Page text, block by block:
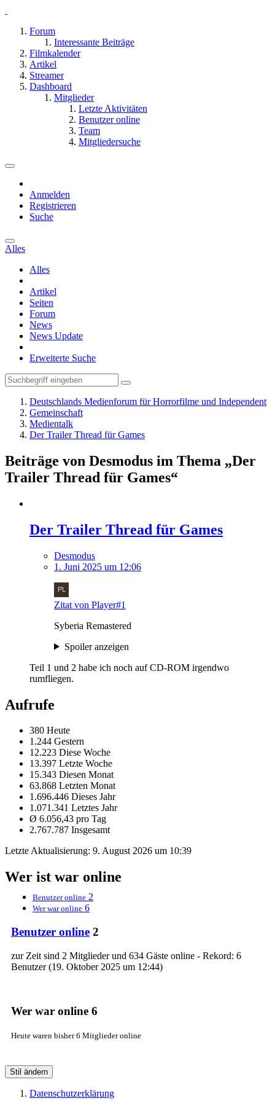
Forum
Interessante Beiträge
Filmkalender
Artikel
Streamer
Dashboard
Mitglieder
Letzte Aktivitäten
Benutzer online
Team
Mitgliedersuche
Anmelden
Registrieren
Suche
Alles
Alles
Artikel
Seiten
Forum
News
News Update
Erweiterte Suche
Deutschlands Medienforum für Horrorfilme und Independent
Gemeinschaft
Medientalk
Der Trailer Thread für Games
Beiträge von Desmodus im Thema „Der
Trailer Thread für Games“
Der Trailer Thread für Games
Desmodus
1. Juni 2025 um 12:06
Zitat von Player#1
Syberia Remastered
Spoiler anzeigen
Teil 1 und 2 habe ich noch auf CD-ROM irgendwo
rumfliegen.
Aufrufe
380 Heute
1.244 Gestern
12.223 Diese Woche
13.397 Letzte Woche
15.343 Diesen Monat
63.868 Letzten Monat
1.696.446 Dieses Jahr
1.071.341 Letztes Jahr
Ø 6.056,43 pro Tag
2.767.787 Insgesamt
Letzte Aktualisierung: 9. August 2026 um 10:39
Wer ist war online
Benutzer online 2
Wer war online 6
Benutzer online 2
zur Zeit sind 2 Mitglieder und 634 Gäste online - Rekord: 6
Benutzer (19. Oktober 2025 um 12:44)
Wer war online 6
Heute waren bisher 6 Mitglieder online
Stil ändern
Datenschutzerklärung